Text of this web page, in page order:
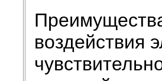
воздействия